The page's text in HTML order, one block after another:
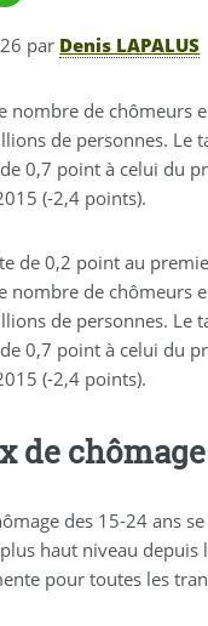
par Denis LAPALUS
de chômeurs
de personnes. Le
0,7 point à celui du
(-2,4 points).
de 0,2 point au
de chômeurs
de personnes. Le
0,7 point à celui du
(-2,4 points).
de
des 15-24 ans
haut niveau
pour toutes les